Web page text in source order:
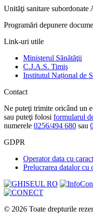
Unităţi sanitare subordonate
Programări depunere
Link-uri utile
Ministerul Sănătăţii
C.J.A.S. Timiş
Institutul Național de
Contact
Ne puteţi trimite oricând un
sau puteţi folosi formularul
numerele 0256/494 680 sau
GDPR
Operator data cu
Prelucrarea datalor cu
© 2026 Toate drepturile